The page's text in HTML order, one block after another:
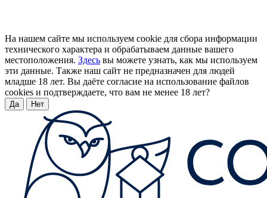
На нашем сайте мы используем cookie для сбора информации
технического характера и обрабатываем данные вашего
местоположения. Здесь вы можете узнать, как мы используем
эти данные. Также наш сайт не предназначен для людей
младше 18 лет. Вы даёте согласие на использование файлов
cookies и подтверждаете, что вам не менее 18 лет?
Да Нет